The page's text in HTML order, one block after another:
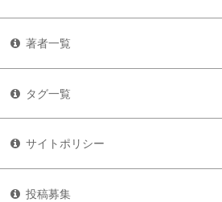
著者一覧
タグ一覧
サイトポリシー
投稿募集